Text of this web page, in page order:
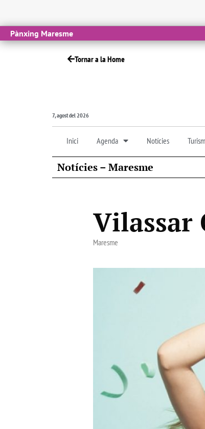
Pànxing Maresme
Tornar a la Home
7, agost del 2026
Inici Agenda Notícies
Notícies – Maresme
Vilassar
Maresme